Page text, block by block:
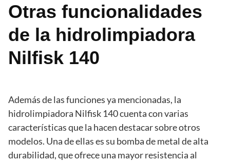
Otras funcionalidades
de la hidrolimpiadora
Nilfisk 140
Además de las funciones ya mencionadas, la
hidrolimpiadora Nilfisk 140 cuenta con varias
características que la hacen destacar sobre otros
modelos. Una de ellas es su bomba de metal de alta
durabilidad, que ofrece una mayor resistencia al